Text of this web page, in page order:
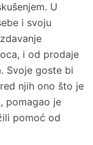
U
i svoju
i od prodaje
Svoje goste bi
njih ono što je
pomagao je
pomoć od